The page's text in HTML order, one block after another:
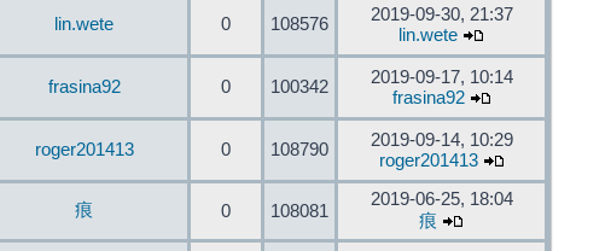
lin.wete 0 108576
2019-09-30, 21:37
lin.wete
frasina92 0 100342
2019-09-17, 10:14
frasina92
roger201413 0 108790
2019-09-14, 10:29
roger201413
痕 0 108081
2019-06-25, 18:04
痕